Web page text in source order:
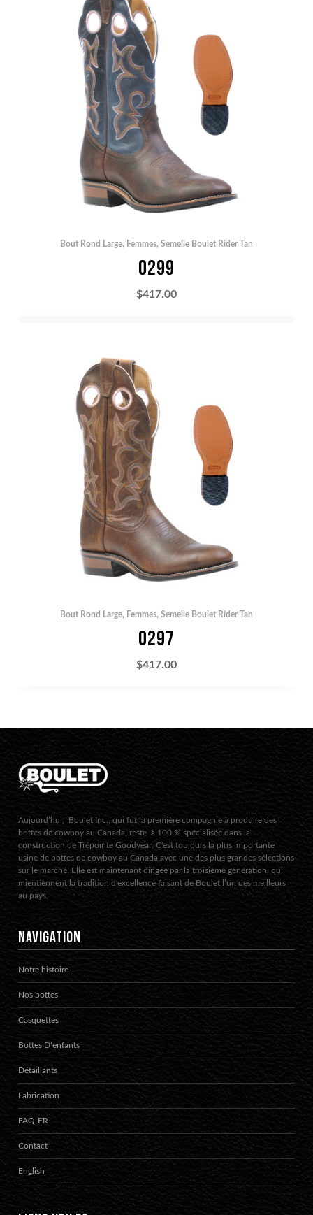
Bout Rond Large, Femmes, Semelle Boulet Rider Tan
0299
$417.00
Bout Rond Large, Femmes, Semelle Boulet Rider Tan
0297
$417.00
Aujourd’hui, Boulet Inc., qui fut la première compagnie à produire des
bottes de cowboy au Canada, reste à 100 % spécialisée dans la
construction de Trépointe Goodyear. C'est toujours la plus importante
usine de bottes de cowboy au Canada avec une des plus grandes sélections
sur le marché. Elle est maintenant dirigée par la troisième génération, qui
mientiennent la tradition d'excellence faisant de Boulet l’un des meilleurs
au pays.
NAVIGATION
Notre histoire
Nos bottes
Casquettes
Bottes D’enfants
Détaillants
Fabrication
FAQ-FR
Contact
English